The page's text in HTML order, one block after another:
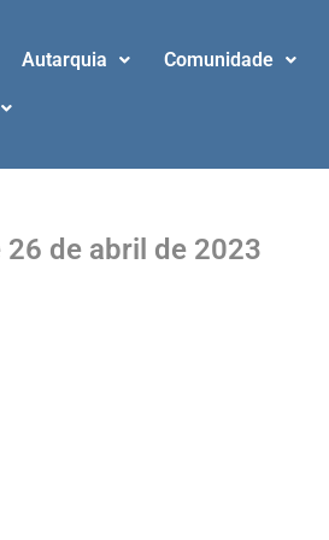
Autarquia Comunidade
26 de abril de 2023